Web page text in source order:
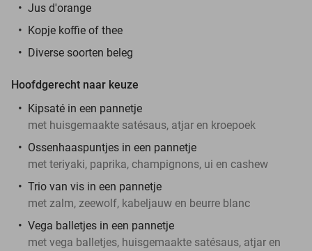
Jus d'orange
Kopje koffie of thee
Diverse soorten beleg
Hoofdgerecht naar keuze
Kipsaté in een pannetje
met huisgemaakte satésaus, atjar en kroepoek
Ossenhaaspuntjes in een pannetje
met teriyaki, paprika, champignons, ui en cashew
Trio van vis in een pannetje
met zalm, zeewolf, kabeljauw en beurre blanc
Vega balletjes in een pannetje
met vega balletjes, huisgemaakte satésaus, atjar en